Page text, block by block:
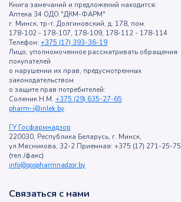
Книга замечаний и предложений находится:
Аптека 34 ОДО "ДКМ-ФАРМ"
г. Минск, тр-т. Долгиновский, д. 178, пом.
178-102 - 178-107, 178-109, 178-112 - 178-114
Телефон: +375 (17) 393-36-19
Лицо, уполномоченное рассматривать обращения
покупателей
о нарушении их прав, предусмотренных
законодательством
о защите прав потребителей:
Соленик Н.М. +375 (29) 635-27-65
pharm-i@inlek.by
ГУ Госфармнадзор
220030, Республика Беларусь, г. Минск,
ул.Мясникова, 32-2 Приемная: +375 (17) 271-25-75
(тел./факс)
info@gospharmnadzor.by
Связаться с нами